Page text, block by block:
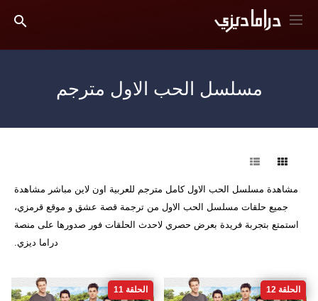
مسلسل الحب الاول مترجم
مشاهدة مسلسل الحب الاول كامل مترجم للعربية اون لاين مباشر مشاهدة
جميع حلقات مسلسل الحب الاول من ترجمة قصة عشق و موقع قرمزي،
استمتع بتجربة فريدة بعرض حصري لاحدث الحلقات فور صدورها على منصة
دراما ديزي.
الحلقة 12 الحلقة 11